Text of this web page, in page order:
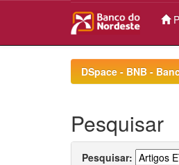
DSpace - BNB -
Pesquisar
Pesquisar: